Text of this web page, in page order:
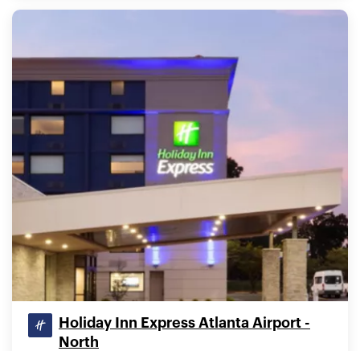
Holiday Inn Express Atlanta Airport -
North